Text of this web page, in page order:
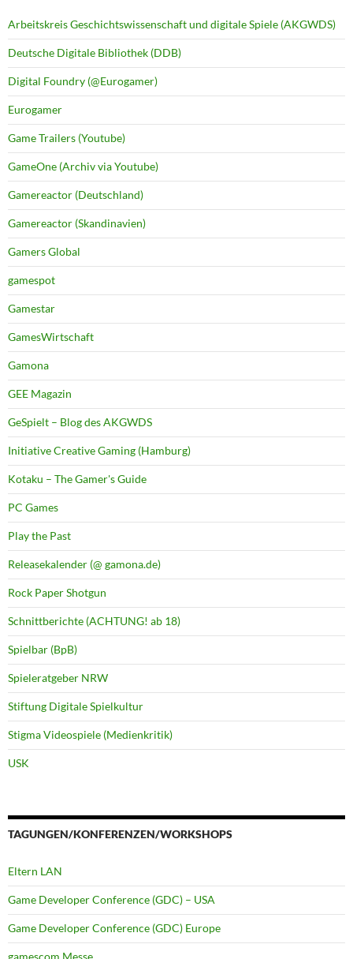
Arbeitskreis Geschichtswissenschaft und digitale Spiele (AKGWDS)
Deutsche Digitale Bibliothek (DDB)
Digital Foundry (@Eurogamer)
Eurogamer
Game Trailers (Youtube)
GameOne (Archiv via Youtube)
Gamereactor (Deutschland)
Gamereactor (Skandinavien)
Gamers Global
gamespot
Gamestar
GamesWirtschaft
Gamona
GEE Magazin
GeSpielt – Blog des AKGWDS
Initiative Creative Gaming (Hamburg)
Kotaku – The Gamer's Guide
PC Games
Play the Past
Releasekalender (@ gamona.de)
Rock Paper Shotgun
Schnittberichte (ACHTUNG! ab 18)
Spielbar (BpB)
Spieleratgeber NRW
Stiftung Digitale Spielkultur
Stigma Videospiele (Medienkritik)
USK
TAGUNGEN/KONFERENZEN/WORKSHOPS
Eltern LAN
Game Developer Conference (GDC) – USA
Game Developer Conference (GDC) Europe